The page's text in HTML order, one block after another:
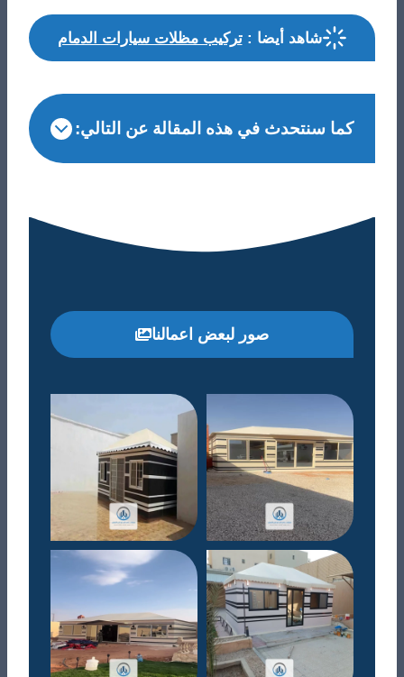
شاهد أيضا : تركيب مظلات سيارات الدمام
كما سنتحدث في هذه المقالة عن التالي:
صور لبعض اعمالنا